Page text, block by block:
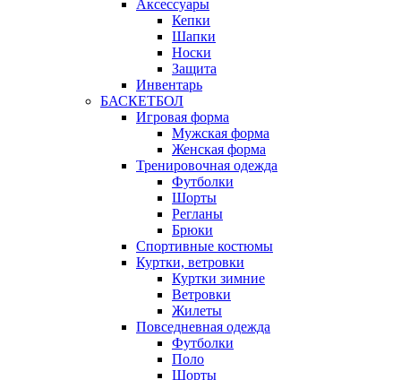
Аксессуары
Кепки
Шапки
Носки
Защита
Инвентарь
БАСКЕТБОЛ
Игровая форма
Мужская форма
Женская форма
Тренировочная одежда
Футболки
Шорты
Регланы
Брюки
Спортивные костюмы
Куртки, ветровки
Куртки зимние
Ветровки
Жилеты
Повседневная одежда
Футболки
Поло
Шорты